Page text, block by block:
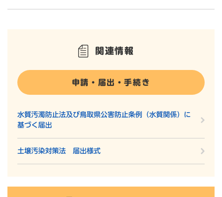
関連情報
申請・届出・手続き
水質汚濁防止法及び鳥取県公害防止条例（水質関係）に
基づく届出
土壌汚染対策法 届出様式